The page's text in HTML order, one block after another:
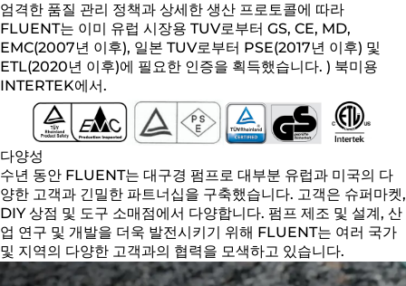
엄격한 품질 관리 정책과 상세한 생산 프로토콜에 따라
FLUENT는 이미 유럽 시장용 TUV로부터 GS, CE, MD,
EMC(2007년 이후), 일본 TUV로부터 PSE(2017년 이후) 및
ETL(2020년 이후)에 필요한 인증을 획득했습니다. ) 북미용
INTERTEK에서.
다양성
수년 동안 FLUENT는 대구경 펌프로 대부분 유럽과 미국의 다
양한 고객과 긴밀한 파트너십을 구축했습니다. 고객은 슈퍼마켓,
DIY 상점 및 도구 소매점에서 다양합니다. 펌프 제조 및 설계, 산
업 연구 및 개발을 더욱 발전시키기 위해 FLUENT는 여러 국가
및 지역의 다양한 고객과의 협력을 모색하고 있습니다.